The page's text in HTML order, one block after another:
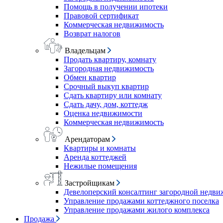
Помощь в получении ипотеки
Правовой сертификат
Коммерческая недвижимость
Возврат налогов
Владельцам
Продать квартиру, комнату
Загородная недвижимость
Обмен квартир
Срочный выкуп квартир
Сдать квартиру или комнату
Сдать дачу, дом, коттедж
Оценка недвижимости
Коммерческая недвижимость
Арендаторам
Квартиры и комнаты
Аренда коттеджей
Нежилые помещения
Застройщикам
Девелоперский консалтинг загородной
Управление продажами коттеджного поселка
Управление продажами жилого комплекса
Продажа